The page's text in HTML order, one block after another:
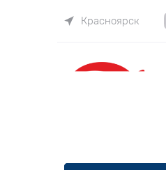
Красноярск